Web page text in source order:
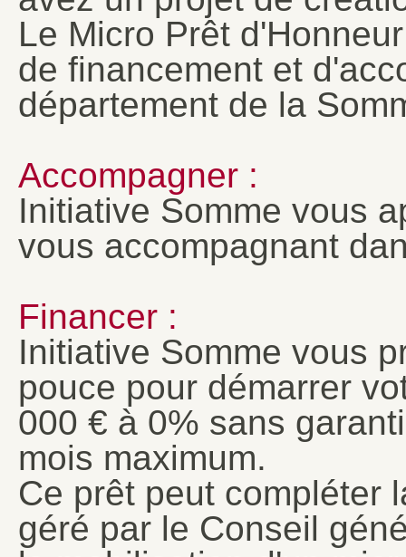
Le Micro Prêt
de financement et
département de la
Accompagner :
Initiative Somme vous
vous accompagnant
Financer :
Initiative Somme vous
pouce pour démarrer
000 € à 0% sans
mois maximum.
Ce prêt peut compléter
géré par le Conseil